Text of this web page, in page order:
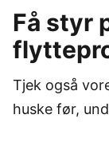
Få styr
Tjek også
huske før,